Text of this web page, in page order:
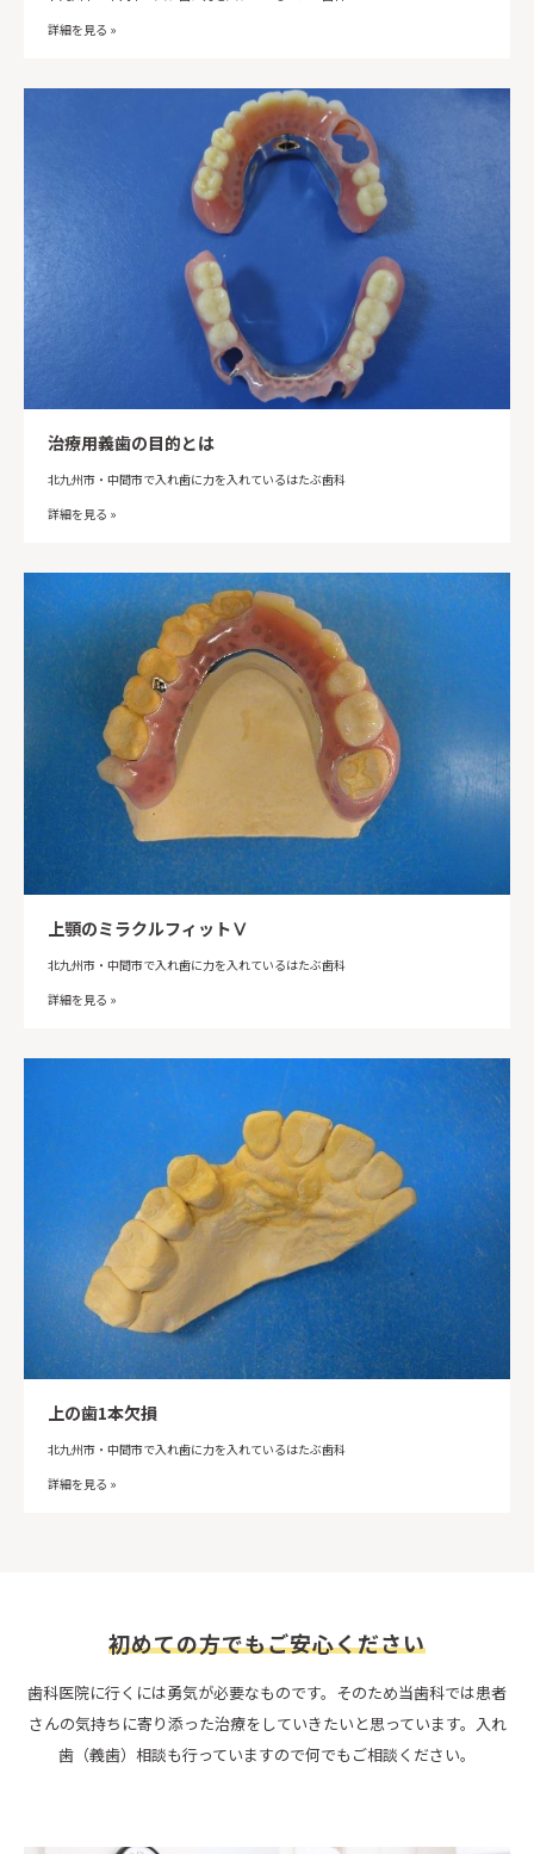
詳細を見る »
治療用義歯の目的とは
北九州市・中間市で入れ歯に力を入れているはたぶ歯科
詳細を見る »
上顎のミラクルフィットⅤ
北九州市・中間市で入れ歯に力を入れているはたぶ歯科
詳細を見る »
上の歯1本欠損
北九州市・中間市で入れ歯に力を入れているはたぶ歯科
詳細を見る »
初めての方でもご安心ください
歯科医院に行くには勇気が必要なものです。そのため当歯科では患者
さんの気持ちに寄り添った治療をしていきたいと思っています。入れ
歯（義歯）相談も行っていますので何でもご相談ください。